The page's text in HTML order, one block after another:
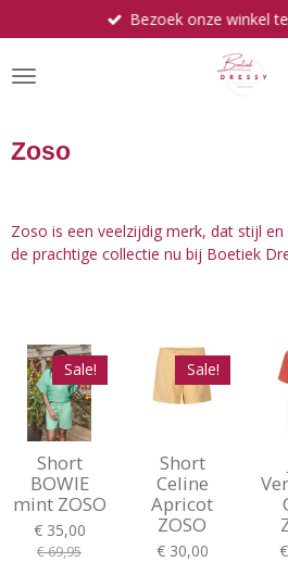
direct
naar
de
Bezoek onze winkel
Zoso
Zoso is een veelzijdig merk, dat stijl
de prachtige collectie nu bij Boetiek
Sale!
Short
BOWIE
mint ZOSO
€ 35,00
€ 69,95
Sale!
Short
Celine
Apricot
ZOSO
€ 30,00